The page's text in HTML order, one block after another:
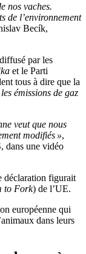
nos vaches.
de l’environnement
Becík,
par les
et le Parti
tous à dire que la
émissions de gaz
veut que nous
modifiés »,
dans une vidéo
déclaration figurait
to Fork) de l’UE.
européenne qui
dans leurs